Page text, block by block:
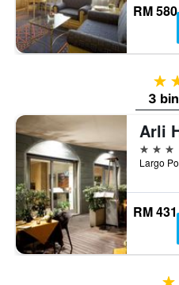
RM 580
3
3
RM 431